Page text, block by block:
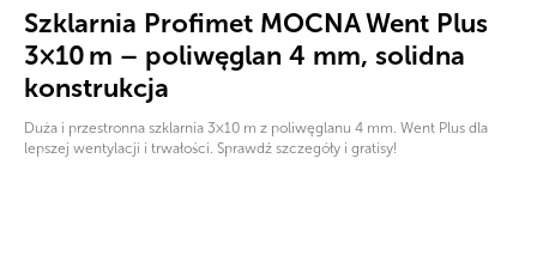
Szklarnia Profimet MOCNA Went Plus
3×10 m – poliwęglan 4 mm, solidna
konstrukcja
Duża i przestronna szklarnia 3×10 m z poliwęglanu 4 mm. Went Plus dla
lepszej wentylacji i trwałości. Sprawdź szczegóły i gratisy!